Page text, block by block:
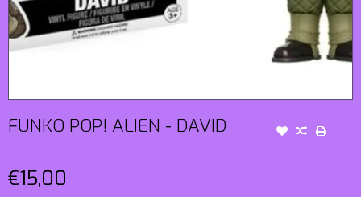
FUNKO POP! ALIEN - DAVID
€15,00